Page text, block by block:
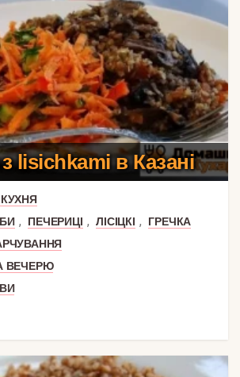
lisichkami в Казані
, ПЕЧЕРИЦІ , ЛІСІЦКІ ,
ГРЕЧКА
ВЕЧЕРЮ